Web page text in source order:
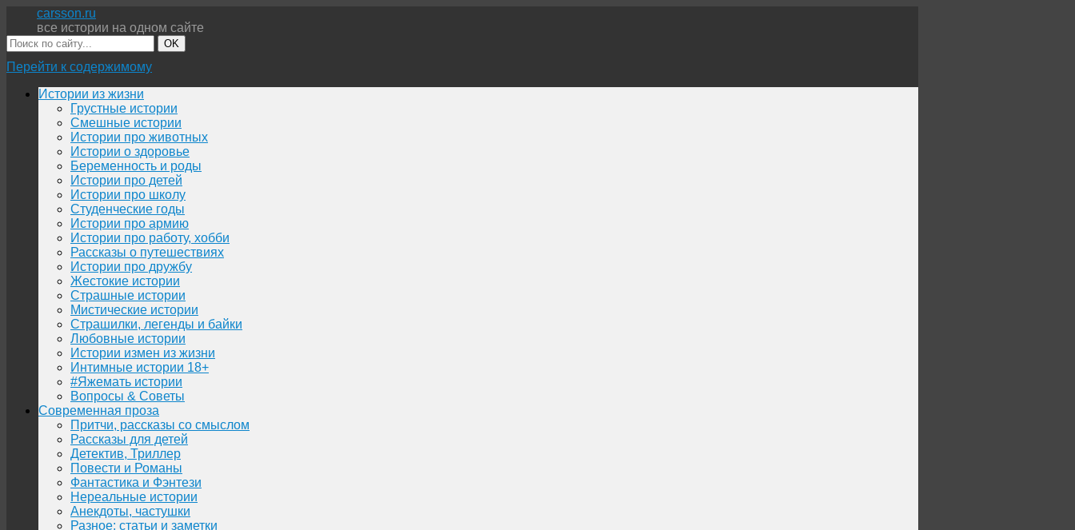
carsson.ru
все истории на одном сайте
OK
Перейти к содержимому
Истории из жизни
Грустные истории
Смешные истории
Истории про животных
Истории о здоровье
Беременность и роды
Истории про детей
Истории про школу
Студенческие годы
Истории про армию
Истории про работу, хобби
Рассказы о путешествиях
Истории про дружбу
Жестокие истории
Страшные истории
Мистические истории
Страшилки, легенды и байки
Любовные истории
Истории измен из жизни
Интимные истории 18+
#Яжемать истории
Вопросы & Советы
Современная проза
Притчи, рассказы со смыслом
Рассказы для детей
Детектив, Триллер
Повести и Романы
Фантастика и Фэнтези
Нереальные истории
Анекдоты, частушки
Разное: статьи и заметки